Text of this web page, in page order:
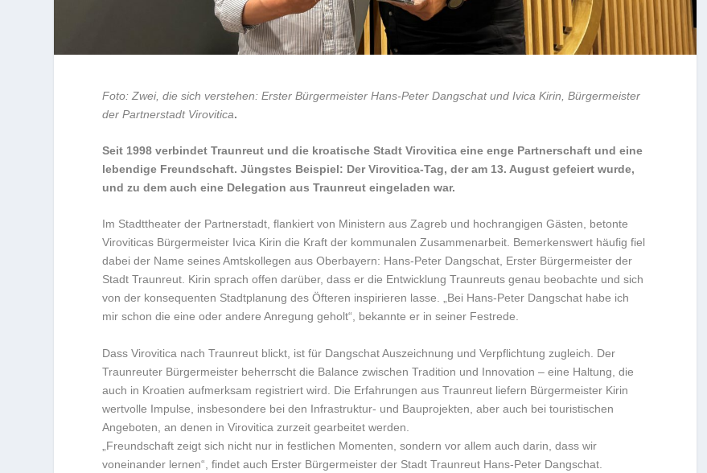
Foto: Zwei, die sich verstehen: Erster Bürgermeister Hans-Peter Dangschat und Ivica Kirin, Bürgermeister
der Partnerstadt Virovitica.
Seit 1998 verbindet Traunreut und die kroatische Stadt Virovitica eine enge Partnerschaft und eine
lebendige Freundschaft. Jüngstes Beispiel: Der Virovitica-Tag, der am 13. August gefeiert wurde,
und zu dem auch eine Delegation aus Traunreut eingeladen war.
Im Stadttheater der Partnerstadt, flankiert von Ministern aus Zagreb und hochrangigen Gästen, betonte
Viroviticas Bürgermeister Ivica Kirin die Kraft der kommunalen Zusammenarbeit. Bemerkenswert häufig fiel
dabei der Name seines Amtskollegen aus Oberbayern: Hans-Peter Dangschat, Erster Bürgermeister der
Stadt Traunreut. Kirin sprach offen darüber, dass er die Entwicklung Traunreuts genau beobachte und sich
von der konsequenten Stadtplanung des Öfteren inspirieren lasse. „Bei Hans-Peter Dangschat habe ich
mir schon die eine oder andere Anregung geholt“, bekannte er in seiner Festrede.
Dass Virovitica nach Traunreut blickt, ist für Dangschat Auszeichnung und Verpflichtung zugleich. Der
Traunreuter Bürgermeister beherrscht die Balance zwischen Tradition und Innovation – eine Haltung, die
auch in Kroatien aufmerksam registriert wird. Die Erfahrungen aus Traunreut liefern Bürgermeister Kirin
wertvolle Impulse, insbesondere bei den Infrastruktur- und Bauprojekten, aber auch bei touristischen
Angeboten, an denen in Virovitica zurzeit gearbeitet werden.
„Freundschaft zeigt sich nicht nur in festlichen Momenten, sondern vor allem auch darin, dass wir
voneinander lernen“, findet auch Erster Bürgermeister der Stadt Traunreut Hans-Peter Dangschat.